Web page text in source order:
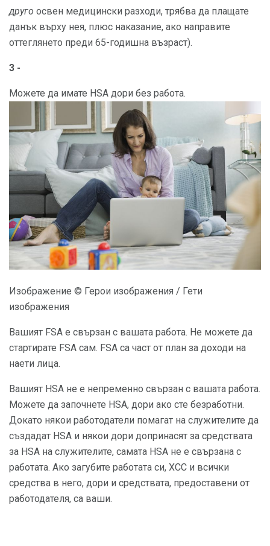
друго освен медицински разходи, трябва да плащате
данък върху нея, плюс наказание, ако направите
оттеглянето преди 65-годишна възраст).
3 -
Можете да имате HSA дори без работа.
Изображение © Герои изображения / Гети
изображения
Вашият FSA е свързан с вашата работа. Не можете да
стартирате FSA сам. FSA са част от план за доходи на
наети лица.
Вашият HSA не е непременно свързан с вашата работа.
Можете да започнете HSA, дори ако сте безработни.
Докато някои работодатели помагат на служителите да
създадат HSA и някои дори допринасят за средствата
за HSA на служителите, самата HSA не е свързана с
работата. Ако загубите работата си, ХСС и всички
средства в него, дори и средствата, предоставени от
работодателя, са ваши.